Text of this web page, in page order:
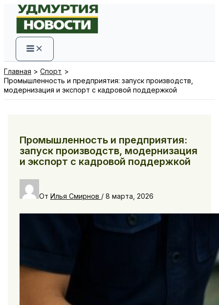
Перейти
содержимому
Главная
Спорт
Промышленность и предприятия: запуск производств,
модернизация и экспорт с кадровой поддержкой
Промышленность и предприятия:
запуск производств, модернизация
и экспорт с кадровой поддержкой
От Илья Смирнов / 8 марта, 2026